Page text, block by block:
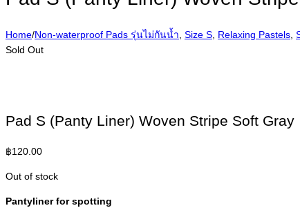
Home/Non-waterproof Pads รุ่นไม่กันน้ำ Size S Relaxing Pastels
Sold Out
Pad S (Panty Liner) Woven Stripe Soft Gray
฿120.00
Out of stock
Pantyliner for spotting